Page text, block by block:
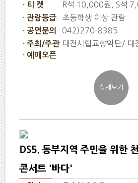
· 티 켓 R석 10,000원, S석
· 관람등급 초등학생 이상 관람
· 공연문의 042)270-8385
· 주최/주관 대전시립교향악단/ 대
· 예매오픈
DS5. 동부지역 주민을 위한
콘서트 '바다'